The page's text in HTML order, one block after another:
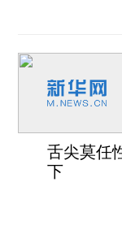
舌尖莫任
下